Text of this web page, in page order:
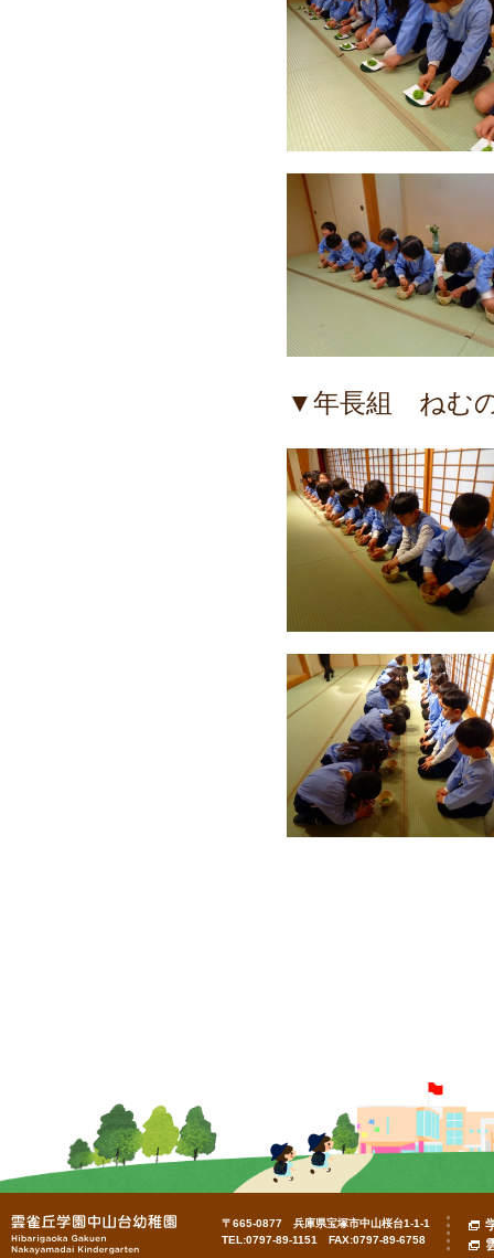
▼年長組 ねむ
〒665-0877 兵庫県宝塚市中山桜台1-1-1
TEL:0797-89-1151 FAX:0797-89-6758